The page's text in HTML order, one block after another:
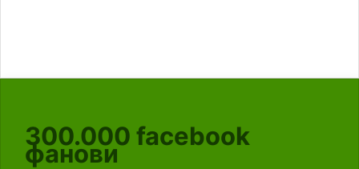
300.000 facebook
фанови